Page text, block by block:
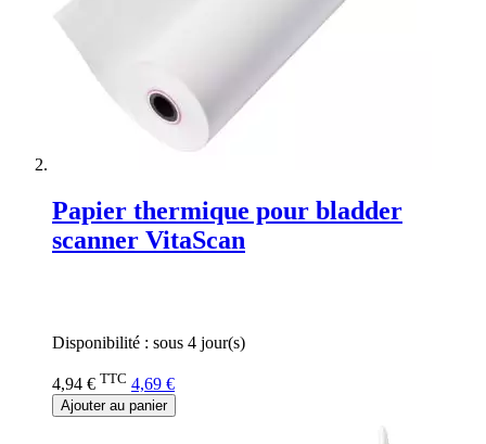
Papier thermique pour bladder
scanner VitaScan
Disponibilité : sous 4 jour(s)
4,94 € TTC 4,69 €
Ajouter au panier